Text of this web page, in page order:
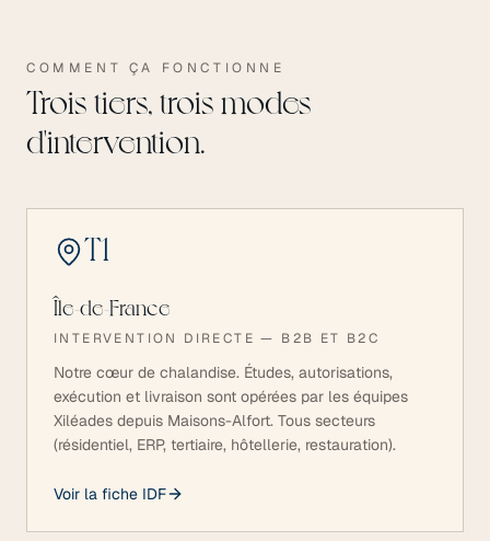
COMMENT ÇA FONCTIONNE
Trois tiers, trois modes
d'intervention.
T1
Île-de-France
INTERVENTION DIRECTE — B2B ET B2C
Notre cœur de chalandise. Études, autorisations,
exécution et livraison sont opérées par les équipes
Xiléades depuis Maisons-Alfort. Tous secteurs
(résidentiel, ERP, tertiaire, hôtellerie, restauration).
Voir la fiche IDF